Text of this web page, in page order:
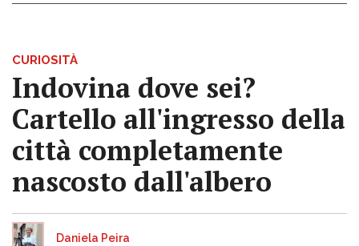
CURIOSITÀ
Indovina dove sei?
Cartello all'ingresso della
città completamente
nascosto dall'albero
Daniela Peira